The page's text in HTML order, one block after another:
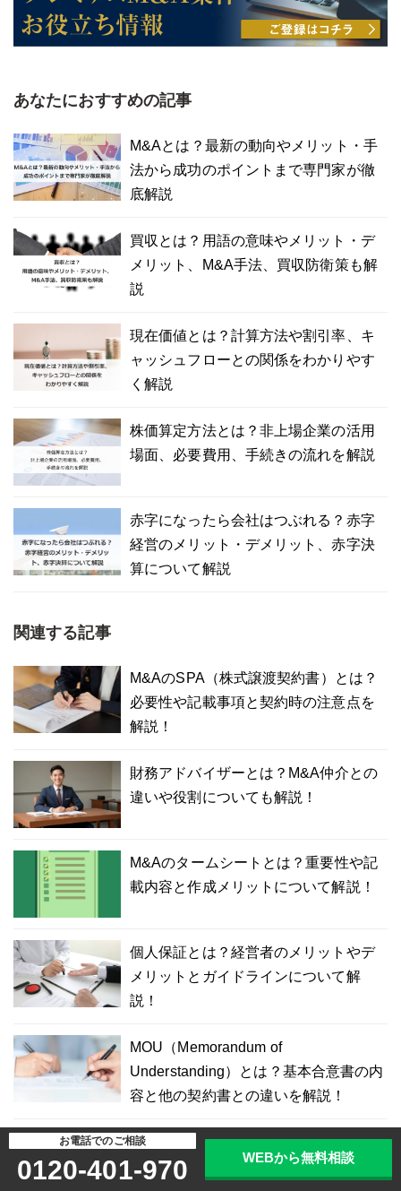
あなたにおすすめの記事
M&Aとは？最新の動向やメリット・手
法から成功のポイントまで専門家が徹
底解説
買収とは？用語の意味やメリット・デ
メリット、M&A手法、買収防衛策も解
説
現在価値とは？計算方法や割引率、キ
ャッシュフローとの関係をわかりやす
く解説
株価算定方法とは？非上場企業の活用
場面、必要費用、手続きの流れを解説
赤字になったら会社はつぶれる？赤字
経営のメリット・デメリット、赤字決
算について解説
関連する記事
M&AのSPA（株式譲渡契約書）とは？
必要性や記載事項と契約時の注意点を
解説！
財務アドバイザーとは？M&A仲介との
違いや役割についても解説！
M&Aのタームシートとは？重要性や記
載内容と作成メリットについて解説！
個人保証とは？経営者のメリットやデ
メリットとガイドラインについて解
説！
MOU（Memorandum of
Understanding）とは？基本合意書の内
容と他の契約書との違いを解説！
不動産デューデリジェンスの目的は？
不動産DDの流れや種類を解説！
お電話でのご相談
0120-401-970 WEBから無料相談